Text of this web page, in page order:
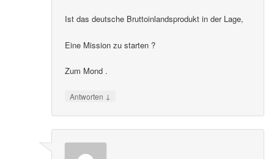
Ist das deutsche Bruttoinlandsprodukt in der Lage,
Eine Mission zu starten ?
Zum Mond .
Antworten ↓